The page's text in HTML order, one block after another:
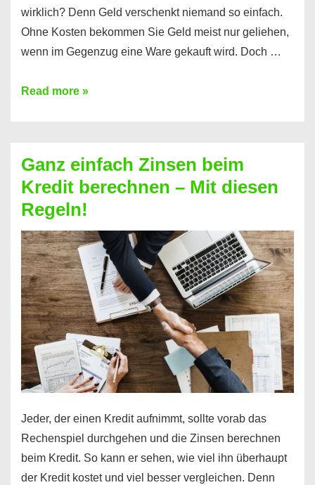
wirklich? Denn Geld verschenkt niemand so einfach.
Ohne Kosten bekommen Sie Geld meist nur geliehen,
wenn im Gegenzug eine Ware gekauft wird. Doch …
Einen
bekommen?
So
ist
es
möglich!
Read more »
Ganz einfach Zinsen beim
Kredit berechnen – Mit diesen
Regeln!
Jeder, der einen Kredit aufnimmt, sollte vorab das
Rechenspiel durchgehen und die Zinsen berechnen
beim Kredit. So kann er sehen, wie viel ihn überhaupt
der Kredit kostet und viel besser vergleichen. Denn